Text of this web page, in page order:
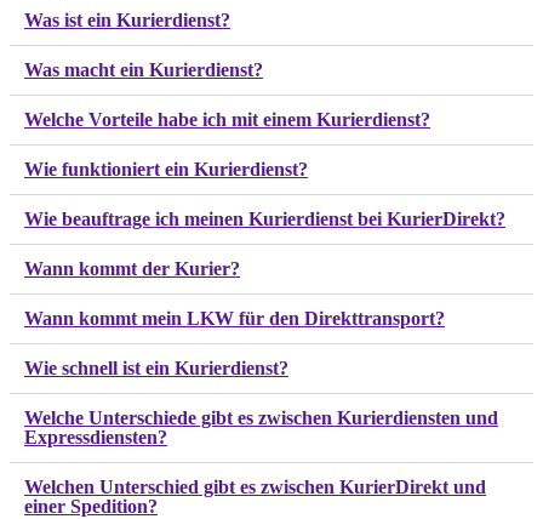
Was ist ein Kurierdienst?
Was macht ein Kurierdienst?
Welche Vorteile habe ich mit einem Kurierdienst?
Wie funktioniert ein Kurierdienst?
Wie beauftrage ich meinen Kurierdienst bei KurierDirekt?
Wann kommt der Kurier?
Wann kommt mein LKW für den Direkttransport?
Wie schnell ist ein Kurierdienst?
Welche Unterschiede gibt es zwischen Kurierdiensten und
Expressdiensten?
Welchen Unterschied gibt es zwischen KurierDirekt und
einer Spedition?